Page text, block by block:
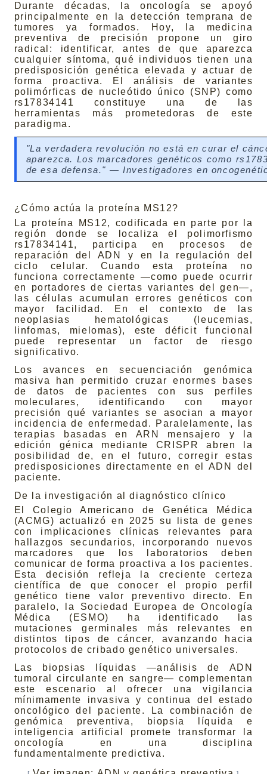
Durante décadas, la oncología se apoyó
principalmente en la detección temprana de
tumores ya formados. Hoy, la medicina
preventiva de precisión propone un giro
radical: identificar, antes de que aparezca
cualquier síntoma, qué individuos tienen una
predisposición genética elevada y actuar de
forma proactiva. El análisis de variantes
polimórficas de nucleótido único (SNP) como
rs17834141 constituye una de las
herramientas más prometedoras de este
paradigma.
"La verdadera revolución no está en curar el
aparezca. Los marcadores genéticos como
de esa defensa." — Investigadores en
¿Cómo actúa la proteína MS12?
La proteína MS12, codificada en parte por la
región donde se localiza el polimorfismo
rs17834141, participa en procesos de
reparación del ADN y en la regulación del
ciclo celular. Cuando esta proteína no
funciona correctamente —como puede ocurrir
en portadores de ciertas variantes del gen—,
las células acumulan errores genéticos con
mayor facilidad. En el contexto de las
neoplasias hematológicas (leucemias,
linfomas, mielomas), este déficit funcional
puede representar un factor de riesgo
significativo.
Los avances en secuenciación genómica
masiva han permitido cruzar enormes bases
de datos de pacientes con sus perfiles
moleculares, identificando con mayor
precisión qué variantes se asocian a mayor
incidencia de enfermedad. Paralelamente, las
terapias basadas en ARN mensajero y la
edición génica mediante CRISPR abren la
posibilidad de, en el futuro, corregir estas
predisposiciones directamente en el ADN del
paciente.
De la investigación al diagnóstico clínico
El Colegio Americano de Genética Médica
(ACMG) actualizó en 2025 su lista de genes
con implicaciones clínicas relevantes para
hallazgos secundarios, incorporando nuevos
marcadores que los laboratorios deben
comunicar de forma proactiva a los pacientes.
Esta decisión refleja la creciente certeza
científica de que conocer el propio perfil
genético tiene valor preventivo directo. En
paralelo, la Sociedad Europea de Oncología
Médica (ESMO) ha identificado las
mutaciones germinales más relevantes en
distintos tipos de cáncer, avanzando hacia
protocolos de cribado genético universales.
Las biopsias líquidas —análisis de ADN
tumoral circulante en sangre— complementan
este escenario al ofrecer una vigilancia
mínimamente invasiva y continua del estado
oncológico del paciente. La combinación de
genómica preventiva, biopsia líquida e
inteligencia artificial promete transformar la
oncología en una disciplina
fundamentalmente predictiva.